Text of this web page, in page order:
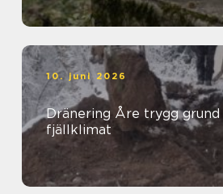
10. juni 2026
Dränering Åre trygg grund i tufft
fjällklimat